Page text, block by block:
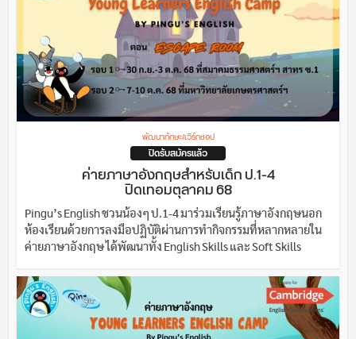
พัฒนาทักษะ/เวิร์กชอป
ปิดรับสมัครแล้ว
ค่ายภาษาอังกฤษสำหรับเด็ก ป.1-4
ปิดเทอมตุลาคม 68
Pingu’s English ชวนน้องๆ ป.1-4 มาร่วมเรียนรู้ภาษาอังกฤษนอก
ห้องเรียนด้วยการลงมือปฏิบัติผ่านการทำกิจกรรมที่หลากหลายใน
ค่ายภาษาอังกฤษ ได้พัฒนาทั้ง English Skills และ Soft Skills